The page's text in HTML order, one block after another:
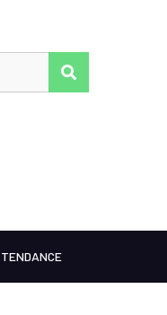
TENDANCE